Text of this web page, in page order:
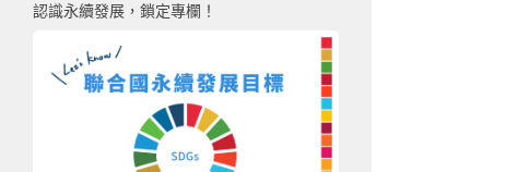
認識永續發展，鎖定專欄！